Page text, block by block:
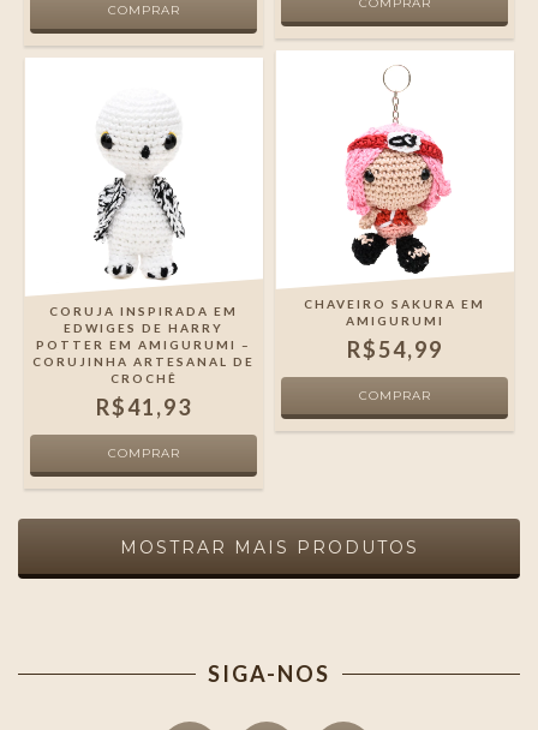
CORUJA INSPIRADA EM
EDWIGES DE HARRY
POTTER EM AMIGURUMI –
CORUJINHA ARTESANAL DE
CROCHÊ
R$41,93
CHAVEIRO SAKURA EM
AMIGURUMI
R$54,99
MOSTRAR MAIS PRODUTOS
SIGA-NOS